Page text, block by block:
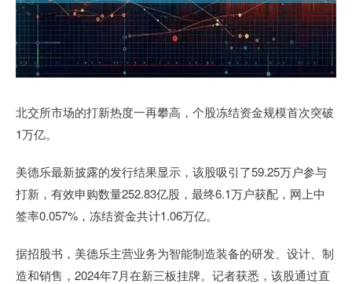
北交所市场的打新热度一再攀高，个股冻结资金规模首次突破
1万亿。
美德乐最新披露的发行结果显示，该股吸引了59.25万户参与
打新，有效申购数量252.83亿股，最终6.1万户获配，网上中
签率0.057%，冻结资金共计1.06万亿。
据招股书，美德乐主营业务为智能制造装备的研发、设计、制
造和销售，2024年7月在新三板挂牌。记者获悉，该股通过直